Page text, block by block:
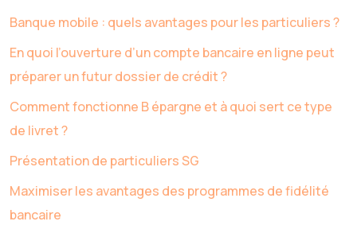
Banque mobile : quels avantages pour les particuliers ?
En quoi l’ouverture d’un compte bancaire en ligne peut
préparer un futur dossier de crédit ?
Comment fonctionne B épargne et à quoi sert ce type
de livret ?
Présentation de particuliers SG
Maximiser les avantages des programmes de fidélité
bancaire